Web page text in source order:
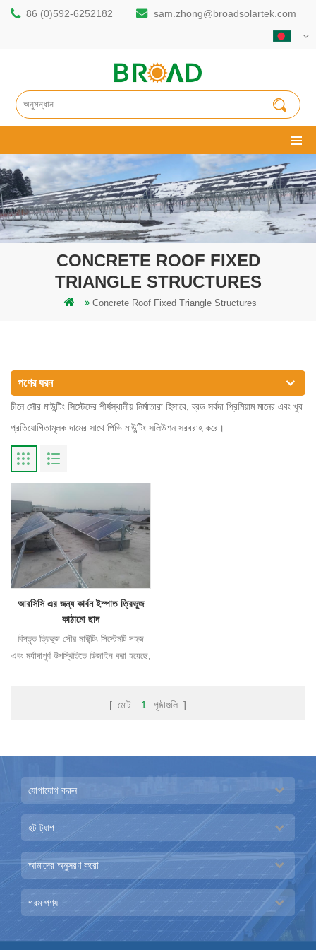
86 (0)592-6252182 sam.zhong@broadsolartek.com
CONCRETE ROOF FIXED
TRIANGLE STRUCTURES
Concrete Roof Fixed Triangle Structures
পণের ধরন
চীনে সৌর মাউন্টিং সিস্টেমের শীর্ষস্থানীয় নির্মাতারা হিসাবে, ব্রড সর্বদা প্রিমিয়াম মানের এবং খুব
প্রতিযোগিতামূলক দামের সাথে পিভি মাউন্টিং সলিউশন সরবরাহ করে।
আরসিসি এর জন্য কার্বন ইস্পাত ত্রিভুজ
কাঠামো ছাদ
বিস্তৃত ত্রিভুজ সৌর মাউন্টিং সিস্টেমটি সহজ
এবং মর্যাদাপূর্ণ উপস্থিতিতে ডিজাইন করা হয়েছে,
[ মোট 1 পৃষ্ঠাগুলি ]
যোগাযোগ করুন
হট ট্যাগ
আমাদের অনুসরণ করো
গরম পণ্য